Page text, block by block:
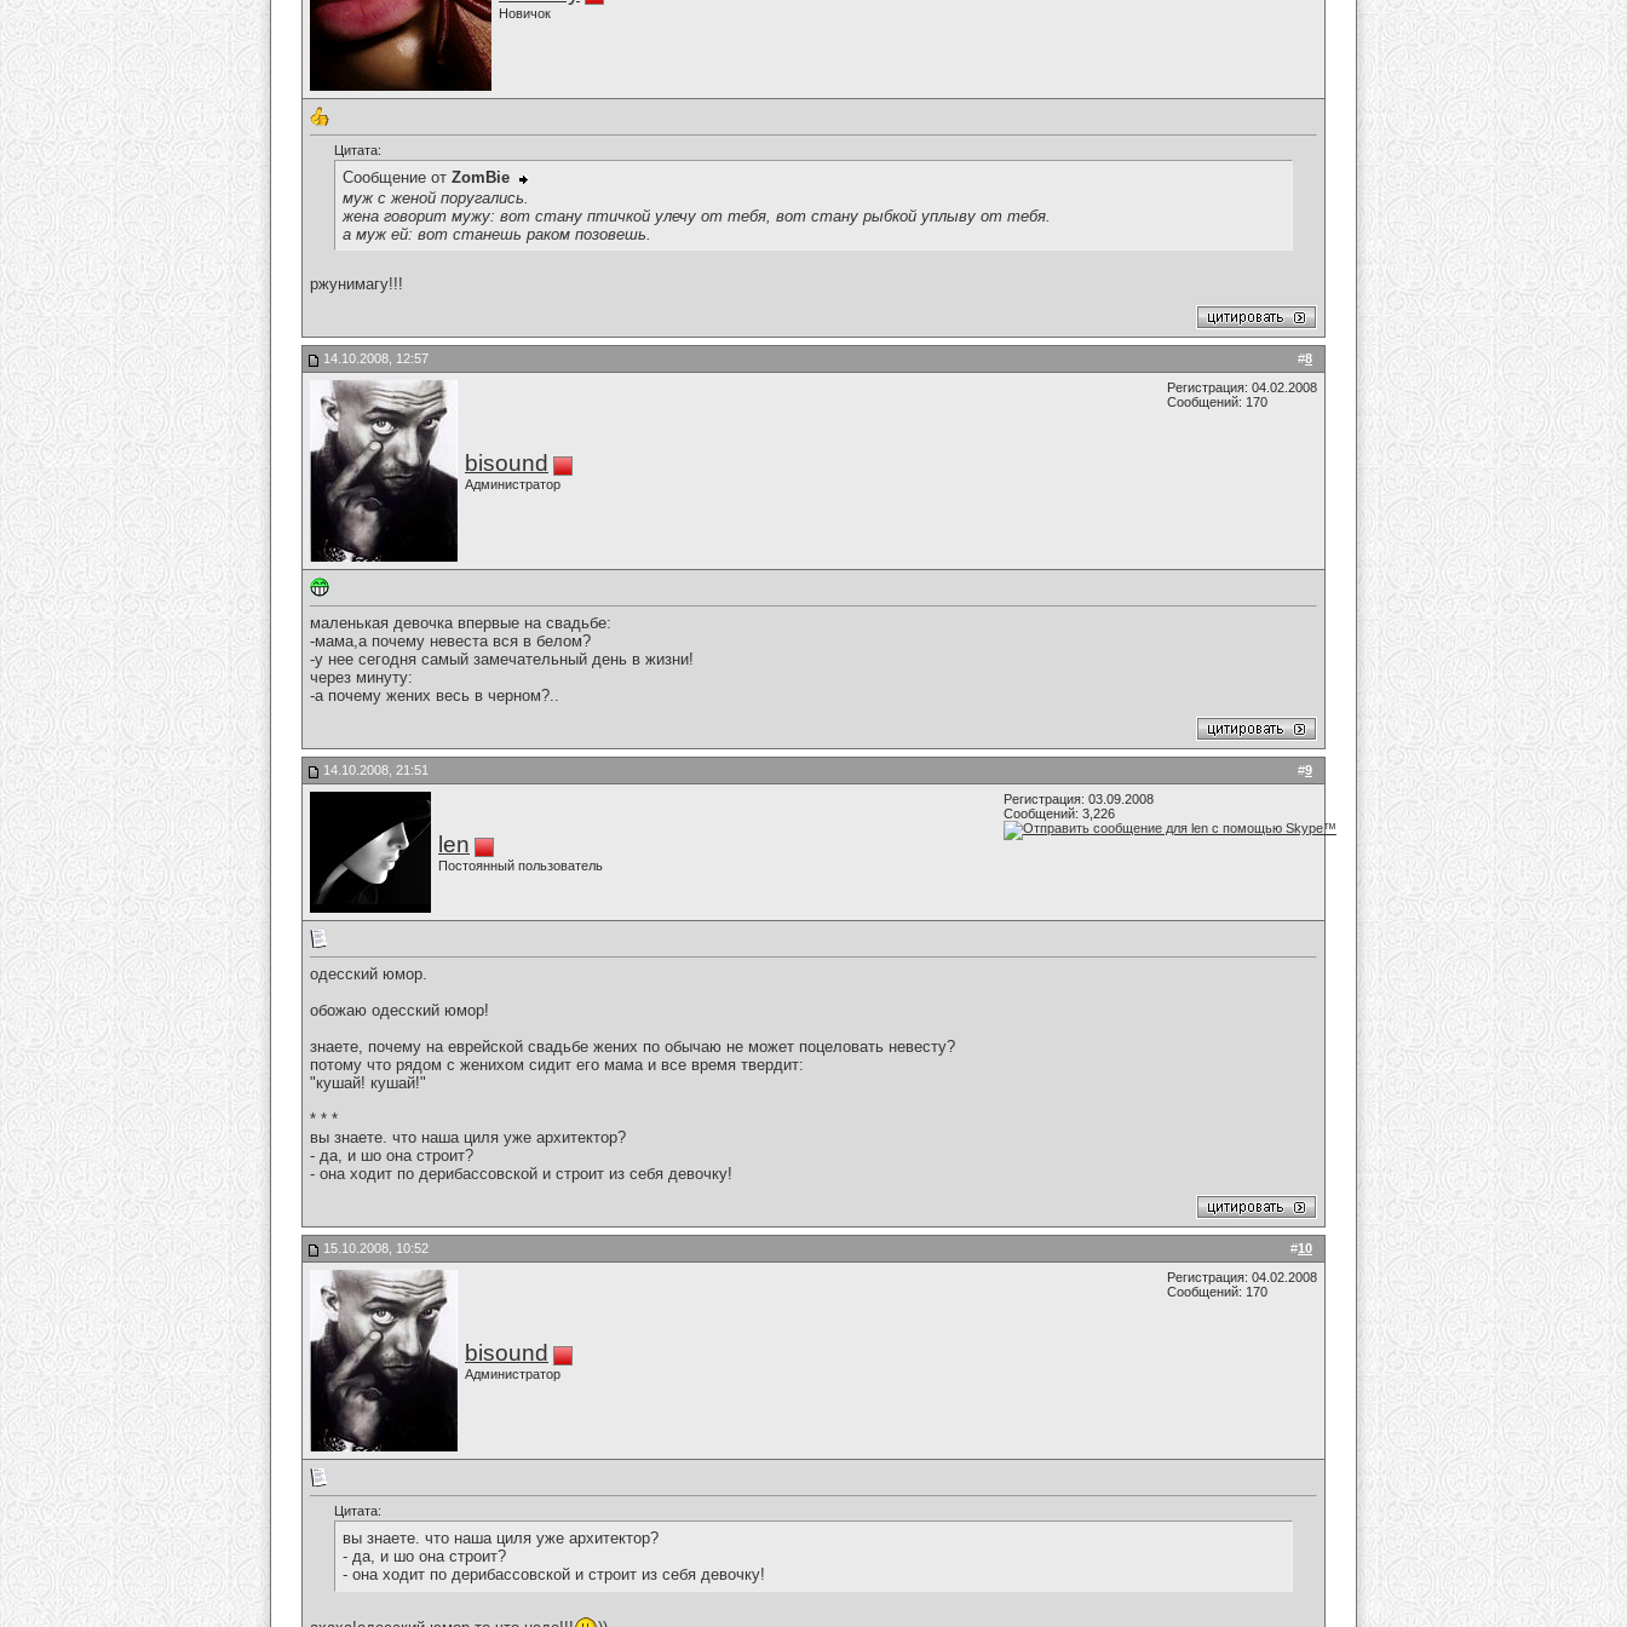
Новичок
Цитата:
Сообщение от ZomBie
муж с женой поругались.
жена говорит мужу: вот стану птичкой улечу от тебя, вот стану рыбкой уплыву от тебя.
а муж ей: вот станешь раком позовешь.
ржунимагу!!!
#8
14.10.2008, 12:57
bisound
Администратор
Регистрация: 04.02.2008
Сообщений: 170
маленькая девочка впервые на свадьбе:
-мама,а почему невеста вся в белом?
-у нее сегодня самый замечательный день в жизни!
через минуту:
-а почему жених весь в черном?..
#9
14.10.2008, 21:51
len
Постоянный пользователь
Регистрация: 03.09.2008
Сообщений: 3,226
одесский юмор.
обожаю одесский юмор!
знаете, почему на еврейской свадьбе жених по обычаю не может поцеловать невесту?
потому что рядом с женихом сидит его мама и все время твердит:
"кушай! кушай!"
* * *
вы знаете. что наша циля уже архитектор?
- да, и шо она строит?
- она ходит по дерибассовской и строит из себя девочку!
#10
15.10.2008, 10:52
bisound
Администратор
Регистрация: 04.02.2008
Сообщений: 170
Цитата:
вы знаете. что наша циля уже архитектор?
- да, и шо она строит?
- она ходит по дерибассовской и строит из себя девочку!